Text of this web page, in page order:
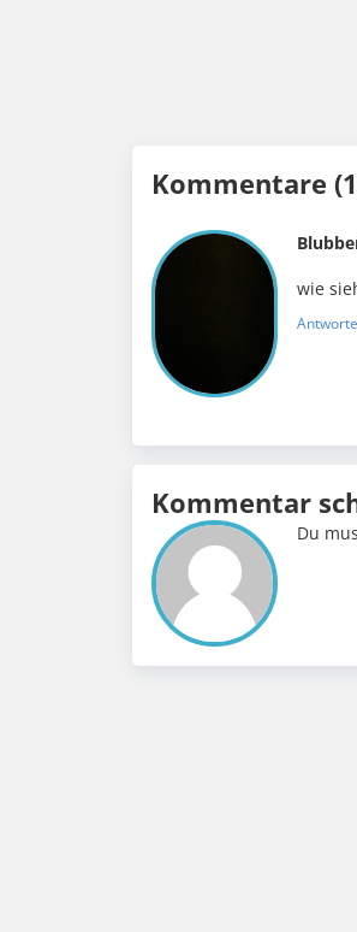
Kommentare
wie
Kommentar
Du